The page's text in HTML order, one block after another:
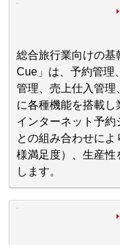
総合旅行業向けの
Cue」は、予約管理
管理、売上仕入管理
に各種機能を搭載し
インターネット予約
との組み合わせに
様満足度）、生産
します。